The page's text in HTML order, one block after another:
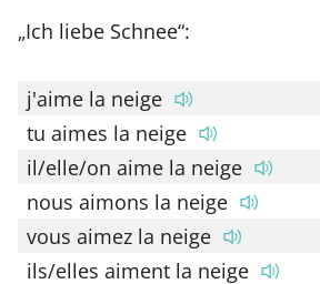
„Ich liebe Schnee“:
j'aime la neige
tu aimes la neige
il/elle/on aime la neige
nous aimons la neige
vous aimez la neige
ils/elles aiment la neige